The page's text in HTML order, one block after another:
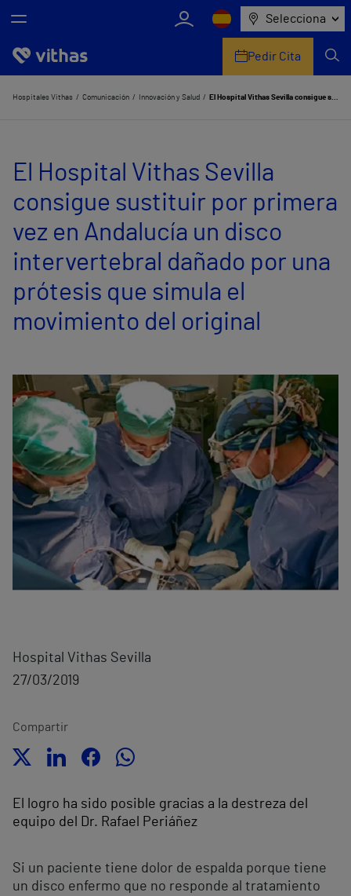
Selecciona
Nosotros
Servicios de salud
Equipo médico y asistencial
Comunicación
Pedir Cita
Hospitales Vithas Comunicación Innovación y Salud El Hospital Vithas Sevilla consigue sustituir por primera vez en Andalucía un disco intervertebral dañado por una prótesis que simula el movimiento del original
El Hospital Vithas Sevilla
consigue sustituir por primera
vez en Andalucía un disco
intervertebral dañado por una
prótesis que simula el
movimiento del original
Hospital Vithas Sevilla
27/03/2019
Compartir
El logro ha sido posible gracias a la destreza del
equipo del Dr. Rafael Periáñez
Si un paciente tiene dolor de espalda porque tiene
un disco enfermo que no responde al tratamiento